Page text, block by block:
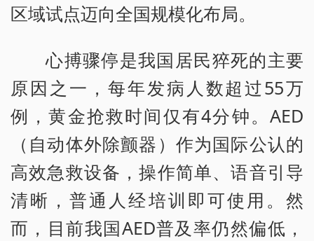
区域试点迈向全国规模化布局。
心搏骤停是我国居民猝死的主要
原因之一，每年发病人数超过55万
例，黄金抢救时间仅有4分钟。AED
（自动体外除颤器）作为国际公认的
高效急救设备，操作简单、语音引导
清晰，普通人经培训即可使用。然
而，目前我国AED普及率仍然偏低，